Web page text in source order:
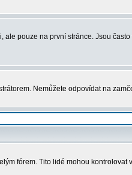
pouze na první stránce. Jsou
Nemůžete odpovídat na
fórem. Tito lidé mohou